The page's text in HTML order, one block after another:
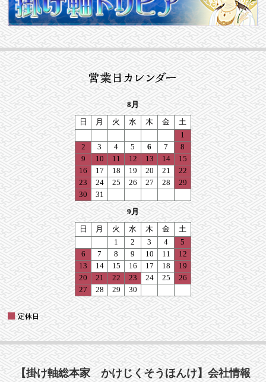
【掛け軸総本家 かけじくそうほんけ】会社情報